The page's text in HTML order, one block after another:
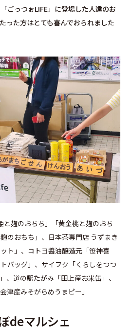
ごっつぉLIFE」に登場した人達のお
った方はとても喜んでおられました
麹のおちち」「黄金桃と麹のおち
のおちち」、日本茶専門店 うずまき
ト」、コトヨ醬油醸造元「笹神喜
バッグ」、サイフク「くらしをつつ
、道の駅たがみ「田上産お米缶」、
津産みそがらめうまピー」
deマルシェ